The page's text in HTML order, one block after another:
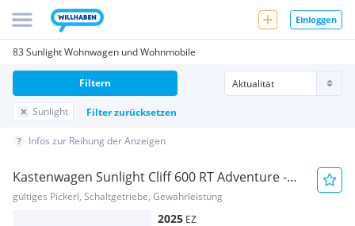
Einloggen
83 Sunlight Wohnwagen und Wohnmobile
Sunlight Filter zurücksetzen
Filtern
Infos zur Reihung der Anzeigen
Kastenwagen Sunlight Cliff 600 RT Adventure -
AH...
gültiges Pickerl, Schaltgetriebe, Gewährleistung
2025 EZ